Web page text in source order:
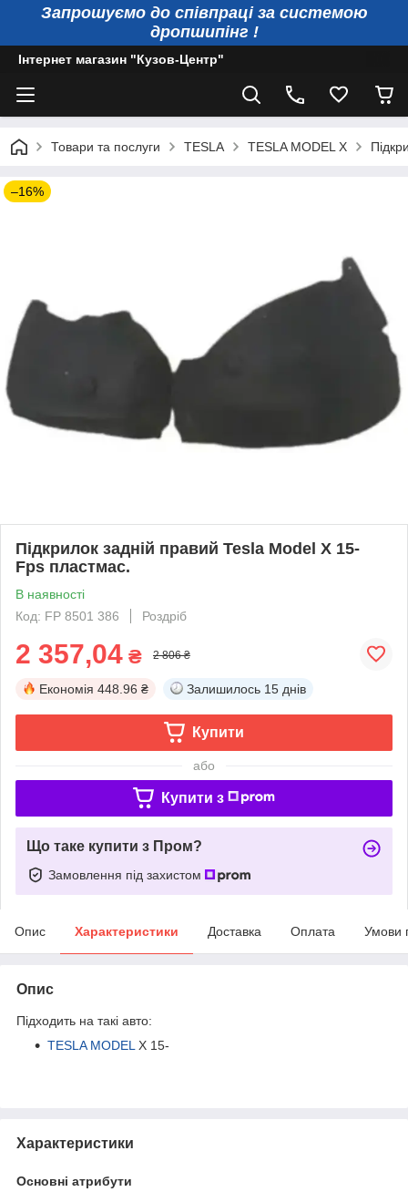
Запрошуємо до співпраці за системою
дропшипінг !
Інтернет магазин "Кузов-Центр"
Товари та послуги TESLA TESLA MODEL X
–16%
Підкрилок задній правий Tesla Model X 15-
Fps пластмас.
В наявності
Код: FP 8501 386
Роздріб
2 357,04 ₴ 2 806 ₴
Економія 448.96 ₴ Залишилось 15 днів
Купити
або
Купити з
Що таке купити з Пром?
Замовлення під захистом
Опис Характеристики Доставка Оплата Умови
Опис
Підходить на такі авто:
TESLA MODEL X 15-
Характеристики
Основні атрибути